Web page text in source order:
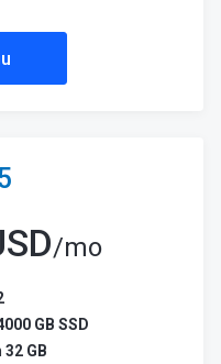
/mo
GB SSD
32 GB